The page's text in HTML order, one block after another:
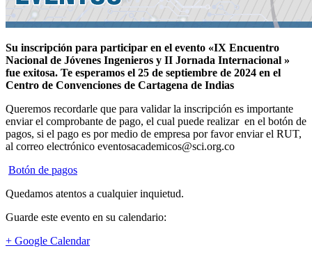
Su inscripción para participar en el evento «IX Encuentro
Nacional de Jóvenes Ingenieros y II Jornada Internacional »
fue exitosa. Te esperamos el 25 de septiembre de 2024 en el
Centro de Convenciones de Cartagena de Indias
Queremos recordarle que para validar la inscripción es importante
enviar el comprobante de pago, el cual puede realizar en el botón de
pagos, si el pago es por medio de empresa por favor enviar el RUT,
al correo electrónico eventosacademicos@sci.org.co
Botón de pagos
Quedamos atentos a cualquier inquietud.
Guarde este evento en su calendario:
+ Google Calendar